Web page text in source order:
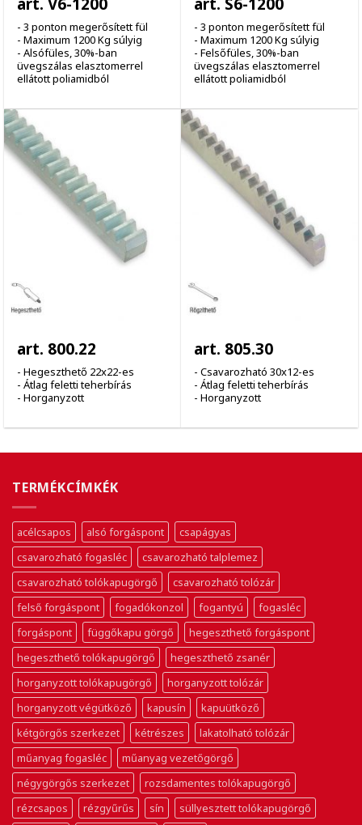
- 3 ponton megerősített fül
- Maximum 1200 Kg súlyig
- Alsófüles, 30%-ban
üvegszálas elasztomerrel
ellátott poliamidból
- 3 ponton megerősített fül
- Maximum 1200 Kg súlyig
- Felsőfüles, 30%-ban
üvegszálas elasztomerrel
ellátott poliamidból
art. 800.22
- Hegeszthető 22x22-es
- Átlag feletti teherbírás
- Horganyzott
art. 805.30
- Csavarozható 30x12-es
- Átlag feletti teherbírás
- Horganyzott
TERMÉKCÍMKÉK
acélcsapos alsó forgáspont
csapágyas
csavarozható fogasléc
csavarozható talplemez
csavarozható tolókapugörgő
csavarozható tolózár
felső forgáspont
fogadókonzol fogantyú
fogasléc
forgáspont
függőkapu görgő
hegeszthető forgáspont
hegeszthető tolókapugörgő
hegeszthető zsanér
horganyzott tolókapugörgő
horganyzott tolózár
horganyzott végütköző
kapusín
kapuütköző
kétgörgős szerkezet
kétrészes
lakatolható tolózár
műanyag fogasléc
műanyag vezetőgörgő
négygörgős szerkezet
rozsdamentes tolókapugörgő
rézcsapos
rézgyűrűs sín
süllyesztett tolókapugörgő